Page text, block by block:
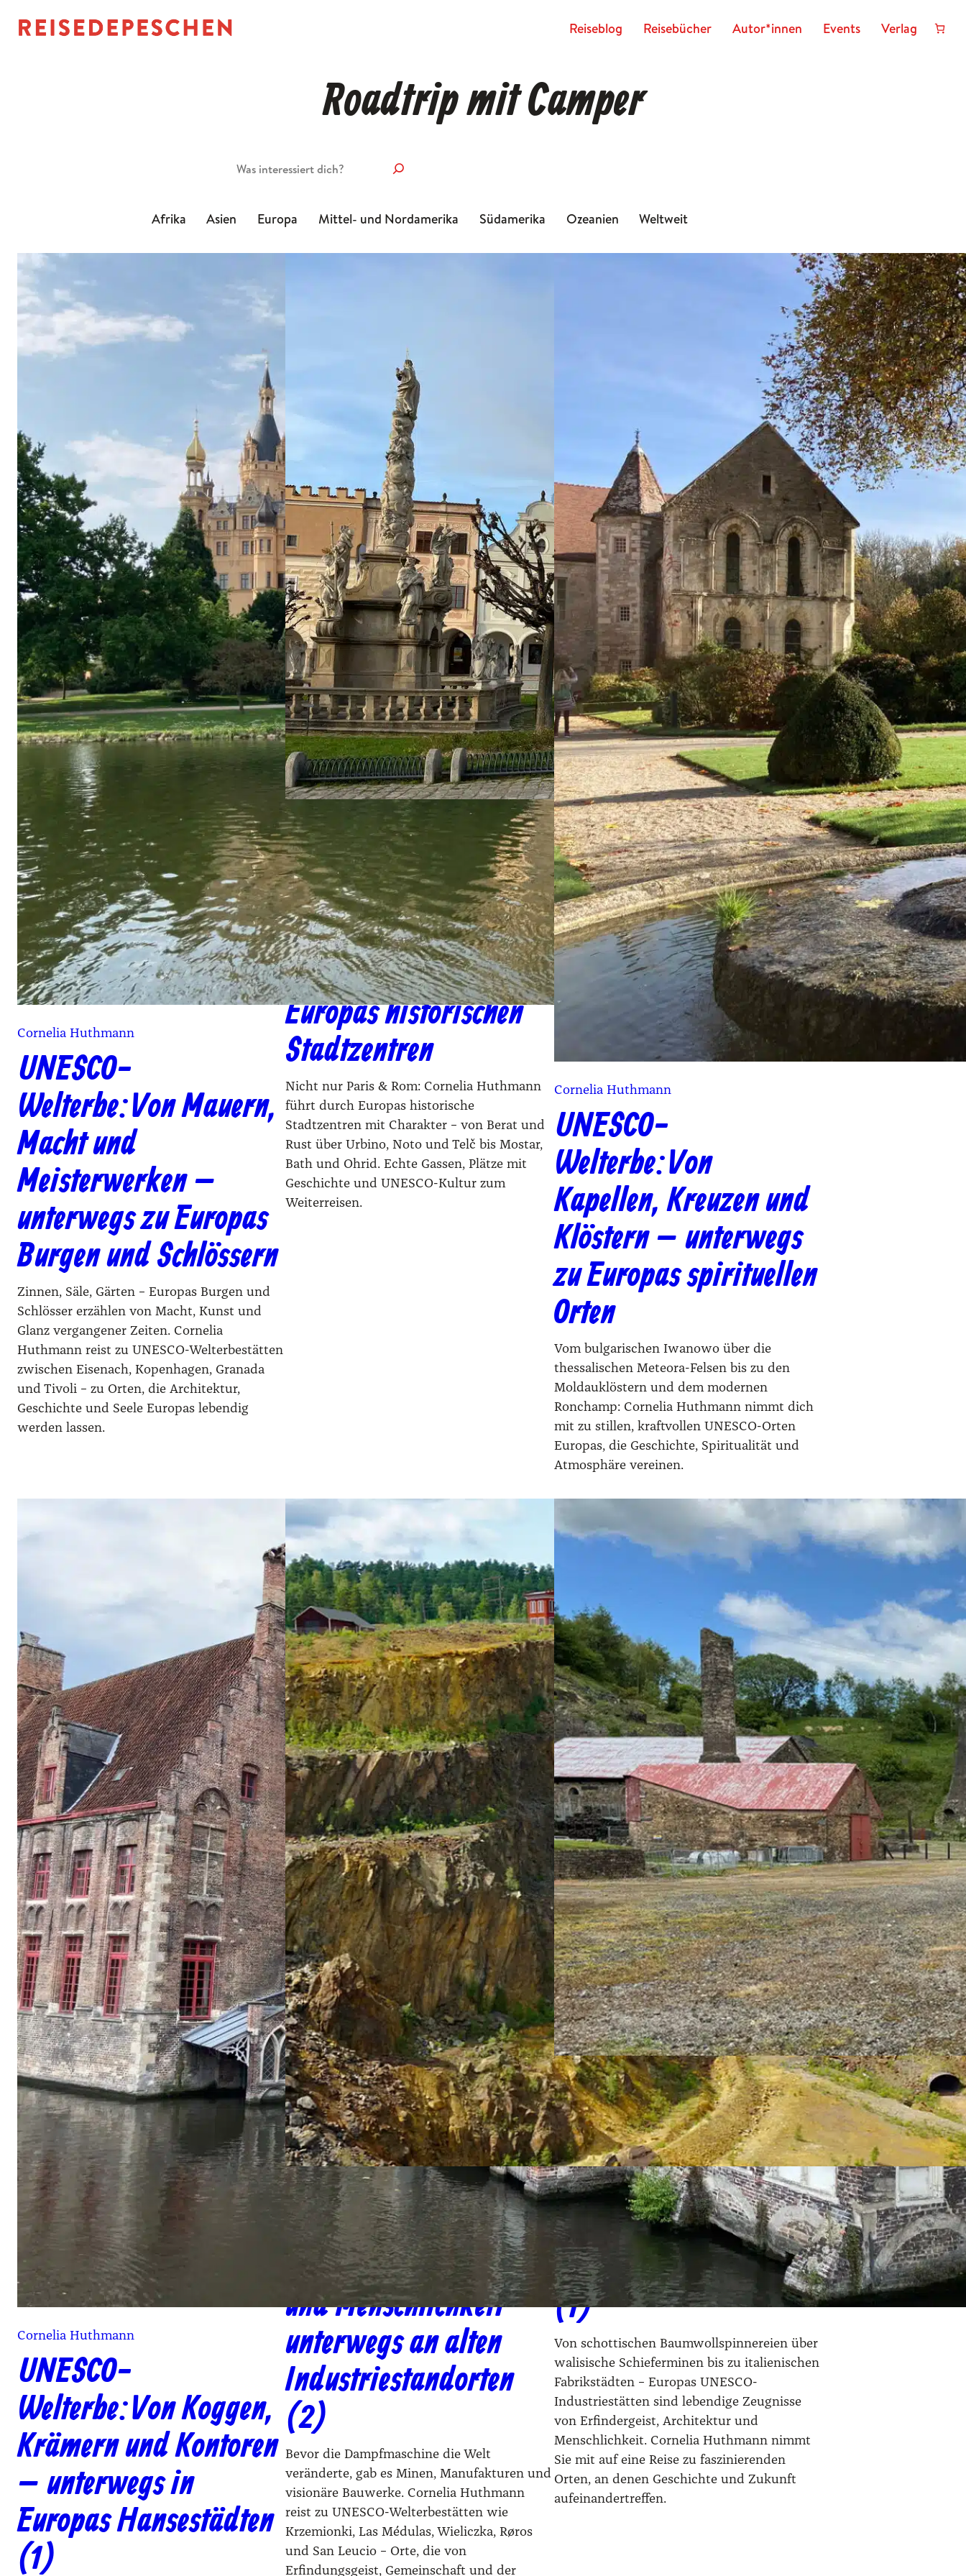
Rei­se­blog Reisebücher Autor*innen Events Verlag
Roadtrip mit Camper
Afrika Asien Europa Mittel- und Nordamerika Südamerika Ozeanien Weltweit
Cornelia Huthmann
UNESCO-
Welterbe: Von Mauern,
Macht und
Meisterwerken –
unterwegs zu Europas
Burgen und Schlössern
Zinnen, Säle, Gärten – Europas Burgen und
Schlösser erzählen von Macht, Kunst und
Glanz vergangener Zeiten. Cornelia
Huthmann reist zu UNESCO-Welterbestätten
zwischen Eisenach, Kopenhagen, Granada
und Tivoli – zu Orten, die Architektur,
Geschichte und Seele Europas lebendig
werden lassen.
Cornelia Huthmann
UNESCO-
Welterbe: Von Pflaster,
Plätzen und Patriziern
– unterwegs in
Europas historischen
Stadtzentren
Nicht nur Paris & Rom: Cornelia Huthmann
führt durch Europas historische
Stadtzentren mit Charakter – von Berat und
Rust über Urbino, Noto und Telč bis Mostar,
Bath und Ohrid. Echte Gassen, Plätze mit
Geschichte und UNESCO-Kultur zum
Weiterreisen.
Cornelia Huthmann
UNESCO-
Welterbe: Von
Kapellen, Kreuzen und
Klöstern – unterwegs
zu Europas spirituellen
Orten
Vom bulgarischen Iwanowo über die
thessalischen Meteora-Felsen bis zu den
Moldauklöstern und dem modernen
Ronchamp: Cornelia Huthmann nimmt dich
mit zu stillen, kraftvollen UNESCO-Orten
Europas, die Geschichte, Spiritualität und
Atmosphäre vereinen.
Cornelia Huthmann
UNESCO-
Welterbe: Von Koggen,
Krämern und Kontoren
– unterwegs in
Europas Hansestädten
(1)
Cornelia Huthmann
UNESCO-Welterbe:
Von Mühen, Maschinen
und Menschlichkeit –
unterwegs an alten
Industriestandorten
(2)
Bevor die Dampfmaschine die Welt
veränderte, gab es Minen, Manufakturen und
visionäre Bauwerke. Cornelia Huthmann
reist zu UNESCO-Welterbestätten wie
Krzemionki, Las Médulas, Wieliczka, Røros
und San Leucio – Orte, die von
Erfindungsgeist, Gemeinschaft und der
Cornelia Huthmann
UNESCO-Welterbe:
Von Mühen, Maschinen
und Menschlichkeit –
unterwegs an alten
Industriestandorten
(1)
Von schottischen Baumwollspinnereien über
walisische Schieferminen bis zu italienischen
Fabrikstädten – Europas UNESCO-
Industriestätten sind lebendige Zeugnisse
von Erfindergeist, Architektur und
Menschlichkeit. Cornelia Huthmann nimmt
Sie mit auf eine Reise zu faszinierenden
Orten, an denen Geschichte und Zukunft
aufeinandertreffen.